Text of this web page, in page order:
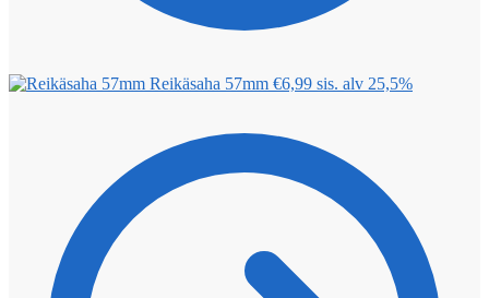
Reikäsaha 57mm €6,99 sis. alv 25,5%